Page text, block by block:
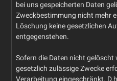
bei uns gespeicherten Daten
Zweckbestimmung nicht mehr
Löschung keine gesetzlichen
entgegenstehen.
Sofern die Daten nicht gelöscht
gesetzlich zulässige Zwecke
Verarbeitung eingeschränkt.